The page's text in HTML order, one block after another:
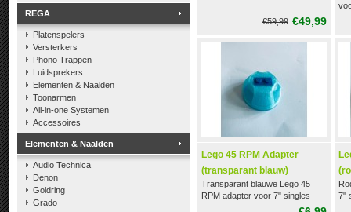
REGA
Platenspelers
Versterkers
Phono Trappen
Luidsprekers
Elementen & Naalden
Toonarmen
All-in-one Systemen
Accessoires
Elementen & Naalden
Audio Technica
Denon
Goldring
Grado
€49,99
€59,99
Lego 45 RPM Adapter
(transparant blauw)
Transparant blauwe Lego 45
RPM adapter voor 7" singles
7"